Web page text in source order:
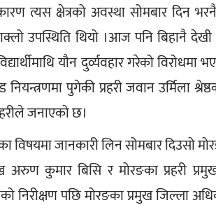
त्यस क्षेत्रको अवस्था सोमबार दिन
उपस्थिति थियो ।आज पनि बिहानै
यौन दुर्व्यवहार गरेको
नियन्त्रणमा पुगेकी प्रहरी जवान उर्मिला
जनाएको छ।
विषयमा जानकारी लिन सोमबार दिउसो
अरुण कुमार बिसि र मोरङका प्रहरी
निरीक्षण पछि मोरङका प्रमुख जिल्ला